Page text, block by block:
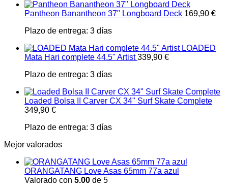
Pantheon Banantheon 37" Longboard Deck 169,90 €
Plazo de entrega: 3 días
LOADED
Mata Hari complete 44.5" Artist 339,90 €
Plazo de entrega: 3 días
Loaded Bolsa II Carver CX 34" Surf Skate Complete
349,90 €
Plazo de entrega: 3 días
Mejor valorados
ORANGATANG Love Asas 65mm 77a azul
Valorado con 5.00 de 5